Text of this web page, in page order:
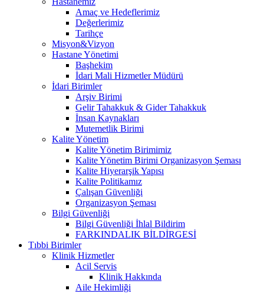
Amaç ve Hedeflerimiz
Değerlerimiz
Tarihçe
Misyon&Vizyon
Hastane Yönetimi
Başhekim
İdari Mali Hizmetler Müdürü
İdari Birimler
Arşiv Birimi
Gelir Tahakkuk & Gider Tahakkuk
İnsan Kaynakları
Mutemetlik Birimi
Kalite Yönetim
Kalite Yönetim Birimimiz
Kalite Yönetim Birimi Organizasyon Şeması
Kalite Hiyerarşik Yapısı
Kalite Politikamız
Çalışan Güvenliği
Organizasyon Şeması
Bilgi Güvenliği
Bilgi Güvenliği İhlal Bildirim
FARKINDALIK BİLDİRGESİ
Tıbbi Birimler
Klinik Hizmetler
Acil Servis
Klinik Hakkında
Aile Hekimliği